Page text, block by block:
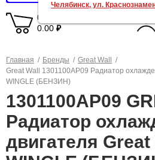
0 товаров
0.00 ₽
Главная / Бренды / Great Wall
/
Great Wall 1301100AP09 Радиатор
WINGLE (БЕНЗИН)
1301100AP09
Радиатор
двигателя Great
Челябинск, ул.